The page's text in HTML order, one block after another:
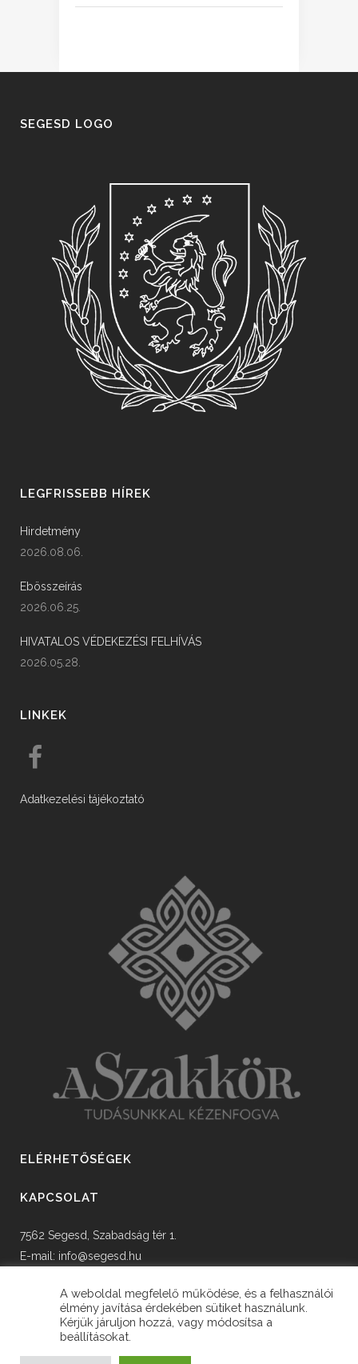
SEGESD LOGO
LEGFRISSEBB HÍREK
Hirdetmény
2026.08.06.
Ebösszeírás
2026.06.25.
HIVATALOS VÉDEKEZÉSI FELHÍVÁS
2026.05.28.
LINKEK
Adatkezelési tájékoztató
ELÉRHETŐSÉGEK
KAPCSOLAT
7562 Segesd, Szabadság tér 1.
E-mail: info@segesd.hu
A weboldal megfelelő működése, és a felhasználói
élmény javítása érdekében sütiket használunk.
Kérjük járuljon hozzá, vagy módosítsa a
beállításokat.